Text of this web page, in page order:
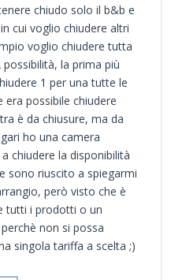
chiudo solo il b&b e
cui voglio chiudere altri
voglio chiudere tutta
la prima più
1 per una tutte le
possibile chiudere
è da chiusure, ma da
ho una camera
chiudere la disponibilità
sono riuscito a spiegarmi
però visto che è
tutti i prodotti o un
non si possa
singola tariffa a scelta ;)